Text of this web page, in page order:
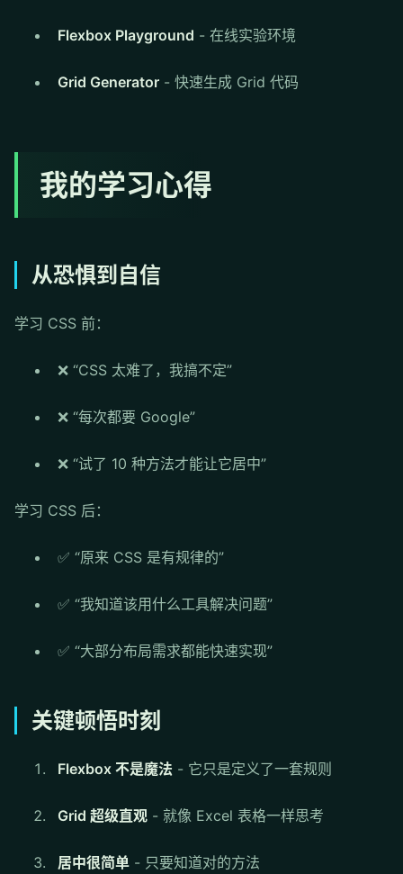
Flexbox Playground - 在线实验环境
Grid Generator - 快速生成 Grid 代码
我的学习心得
从恐惧到自信
学习 CSS 前：
❌ “CSS 太难了，我搞不定”
❌ “每次都要 Google”
❌ “试了 10 种方法才能让它居中”
学习 CSS 后：
✅ “原来 CSS 是有规律的”
✅ “我知道该用什么工具解决问题”
✅ “大部分布局需求都能快速实现”
关键顿悟时刻
Flexbox 不是魔法 - 它只是定义了一套规则
Grid 超级直观 - 就像 Excel 表格一样思考
居中很简单 - 只要知道对的方法